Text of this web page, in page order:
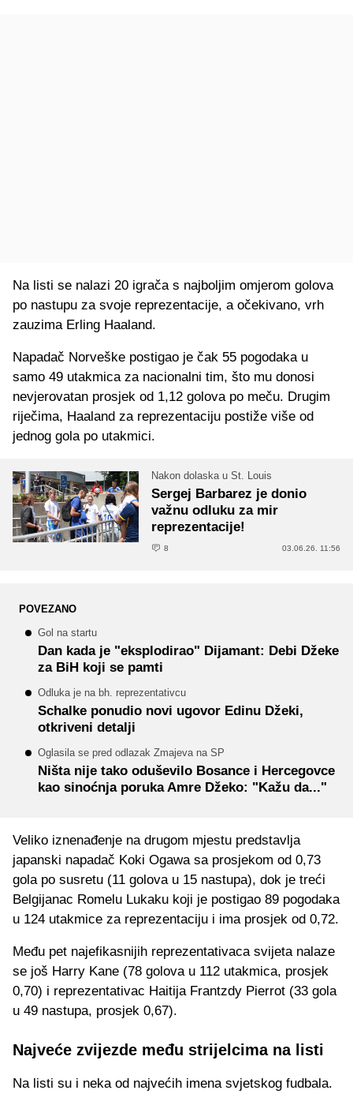
Na listi se nalazi 20 igrača s najboljim omjerom golova
po nastupu za svoje reprezentacije, a očekivano, vrh
zauzima Erling Haaland.
Napadač Norveške postigao je čak 55 pogodaka u
samo 49 utakmica za nacionalni tim, što mu donosi
nevjerovatan prosjek od 1,12 golova po meču. Drugim
riječima, Haaland za reprezentaciju postiže više od
jednog gola po utakmici.
Nakon dolaska u St. Louis
Sergej Barbarez je donio
važnu odluku za mir
reprezentacije!
8 03.06.26. 11:56
POVEZANO
Gol na startu
Dan kada je "eksplodirao" Dijamant: Debi Džeke
za BiH koji se pamti
Odluka je na bh. reprezentativcu
Schalke ponudio novi ugovor Edinu Džeki,
otkriveni detalji
Oglasila se pred odlazak Zmajeva na SP
Ništa nije tako oduševilo Bosance i Hercegovce
kao sinoćnja poruka Amre Džeko: "Kažu da..."
Veliko iznenađenje na drugom mjestu predstavlja
japanski napadač Koki Ogawa sa prosjekom od 0,73
gola po susretu (11 golova u 15 nastupa), dok je treći
Belgijanac Romelu Lukaku koji je postigao 89 pogodaka
u 124 utakmice za reprezentaciju i ima prosjek od 0,72.
Među pet najefikasnijih reprezentativaca svijeta nalaze
se još Harry Kane (78 golova u 112 utakmica, prosjek
0,70) i reprezentativac Haitija Frantzdy Pierrot (33 gola
u 49 nastupa, prosjek 0,67).
Najveće zvijezde među strijelcima na listi
Na listi su i neka od najvećih imena svjetskog fudbala.